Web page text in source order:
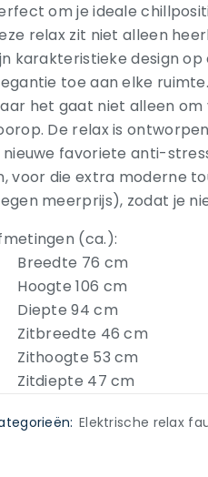
om je ideale
relax zit niet alleen
karakteristieke design
toe aan elke
het gaat niet alleen
De relax is
nieuwe favoriete anti-
voor die extra moderne
meerprijs), zodat je
(ca.):
76 cm
106 cm
94 cm
46 cm
53 cm
47 cm
Elektrische relax